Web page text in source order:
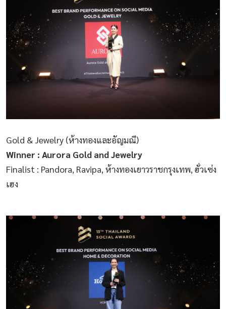
Gold & Jewelry (ห้างทองและอัญมณี)
Winner : Aurora Gold and Jewelry
Finalist : Pandora, Ravipa, ห้างทองเยาวราชกรุงเทพ, ฮั่วเซ่ง
เฮง